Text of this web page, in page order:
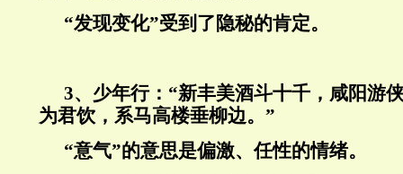
“发现变化”受到了隐秘的肯定。
3、少年行：“新丰美酒斗十千，咸阳游
为君饮，系马高楼垂柳边。”
“意气”的意思是偏激、任性的情绪。